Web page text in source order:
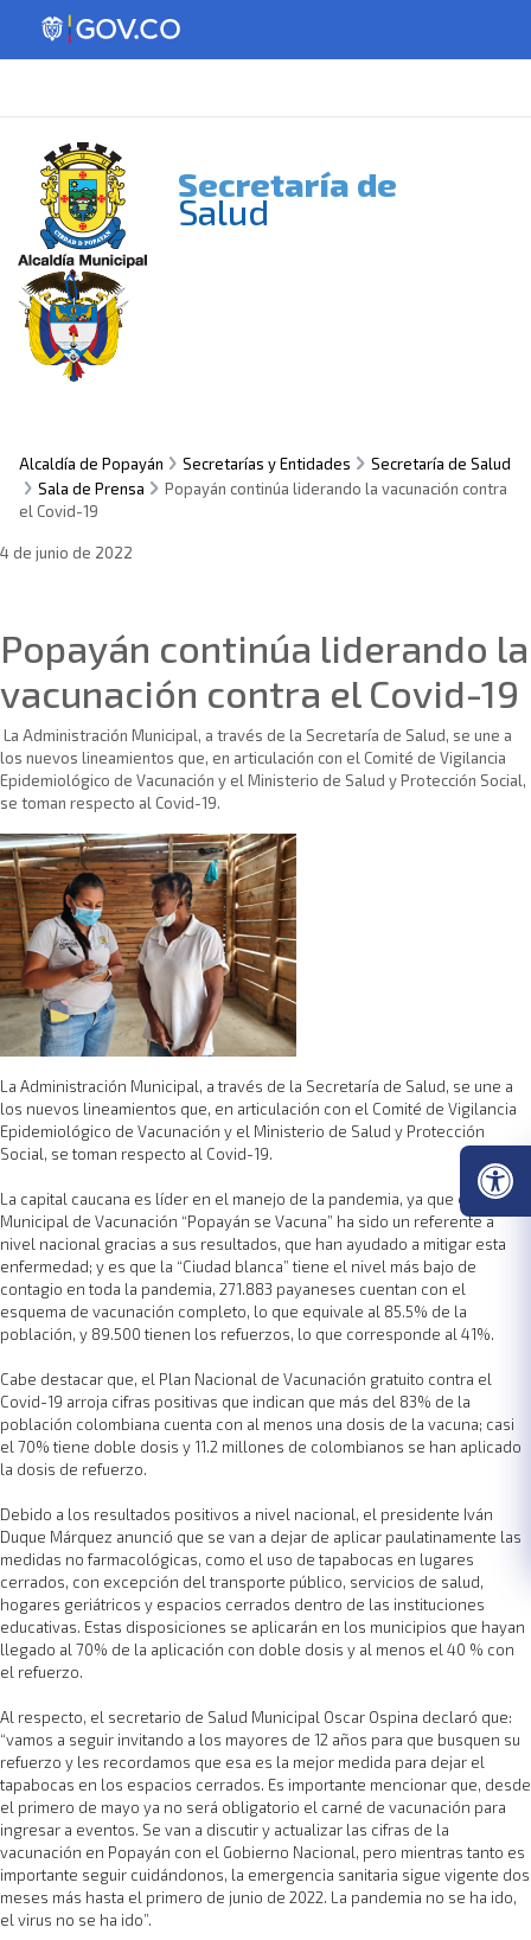
Secretaría de
Salud
Alcaldía de Popayán Secretarías y Entidades
Secretaría de Salud
Sala de Prensa
Popayán continúa liderando la vacunación contra
el Covid-19
4 de junio de 2022
Popayán continúa liderando la
vacunación contra el Covid-19
La Administración Municipal, a través de la Secretaría de Salud, se une a
los nuevos lineamientos que, en articulación con el Comité de Vigilancia
Epidemiológico de Vacunación y el Ministerio de Salud y Protección Social,
se toman respecto al Covid-19.
La Administración Municipal, a través de la Secretaría de Salud, se une a
los nuevos lineamientos que, en articulación con el Comité de Vigilancia
Epidemiológico de Vacunación y el Ministerio de Salud y Protección
Social, se toman respecto al Covid-19.
La capital caucana es líder en el manejo de la pandemia, ya que el Plan
Municipal de Vacunación “Popayán se Vacuna” ha sido un referente a
nivel nacional gracias a sus resultados, que han ayudado a mitigar esta
enfermedad; y es que la “Ciudad blanca” tiene el nivel más bajo de
contagio en toda la pandemia, 271.883 payaneses cuentan con el
esquema de vacunación completo, lo que equivale al 85.5% de la
población, y 89.500 tienen los refuerzos, lo que corresponde al 41%.
Cabe destacar que, el Plan Nacional de Vacunación gratuito contra el
Covid-19 arroja cifras positivas que indican que más del 83% de la
población colombiana cuenta con al menos una dosis de la vacuna; casi
el 70% tiene doble dosis y 11.2 millones de colombianos se han aplicado
la dosis de refuerzo.
Debido a los resultados positivos a nivel nacional, el presidente Iván
Duque Márquez anunció que se van a dejar de aplicar paulatinamente las
medidas no farmacológicas, como el uso de tapabocas en lugares
cerrados, con excepción del transporte público, servicios de salud,
hogares geriátricos y espacios cerrados dentro de las instituciones
educativas. Estas disposiciones se aplicarán en los municipios que hayan
llegado al 70% de la aplicación con doble dosis y al menos el 40 % con
el refuerzo.
Al respecto, el secretario de Salud Municipal Oscar Ospina declaró que:
“vamos a seguir invitando a los mayores de 12 años para que busquen su
refuerzo y les recordamos que esa es la mejor medida para dejar el
tapabocas en los espacios cerrados. Es importante mencionar que, desde
el primero de mayo ya no será obligatorio el carné de vacunación para
ingresar a eventos. Se van a discutir y actualizar las cifras de la
vacunación en Popayán con el Gobierno Nacional, pero mientras tanto es
importante seguir cuidándonos, la emergencia sanitaria sigue vigente dos
meses más hasta el primero de junio de 2022. La pandemia no se ha ido,
el virus no se ha ido”.